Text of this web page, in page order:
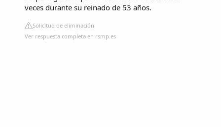
veces durante su reinado de 53 años.
Solicitud de eliminación
Ver respuesta completa en rsmp.es